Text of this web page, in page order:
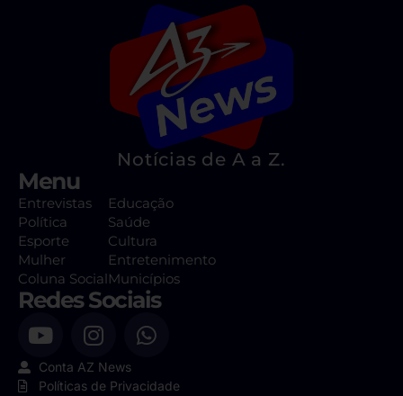
Notícias de A a Z.
Menu
Entrevistas
Política
Esporte
Mulher
Coluna Social
Educação
Saúde
Cultura
Entretenimento
Municípios
Redes Sociais
Conta AZ News
Políticas de Privacidade